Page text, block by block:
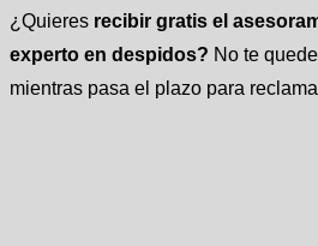
¿Quieres recibir gratis el
experto en despidos? No te
mientras pasa el plazo para